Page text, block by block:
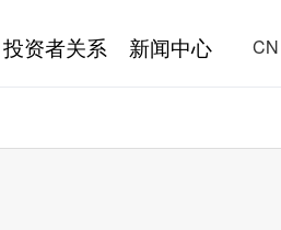
投资者关系 新闻中心 CN